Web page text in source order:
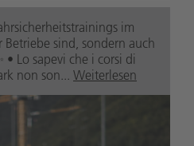
im
Betriebe sind, sondern auch
• Lo sapevi che i corsi di
non son... Weiterlesen